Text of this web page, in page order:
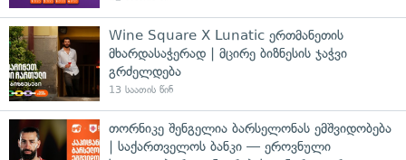
Wine Square X Lunatic ერთმანეთის
მხარდასაჭერად | მცირე ბიზნესის ჯაჭვი
გრძელდება
13 საათის წინ
თორნიკე შენგელია ბარსელონას ემშვიდობება
| საქართველოს ბანკი — ეროვნული